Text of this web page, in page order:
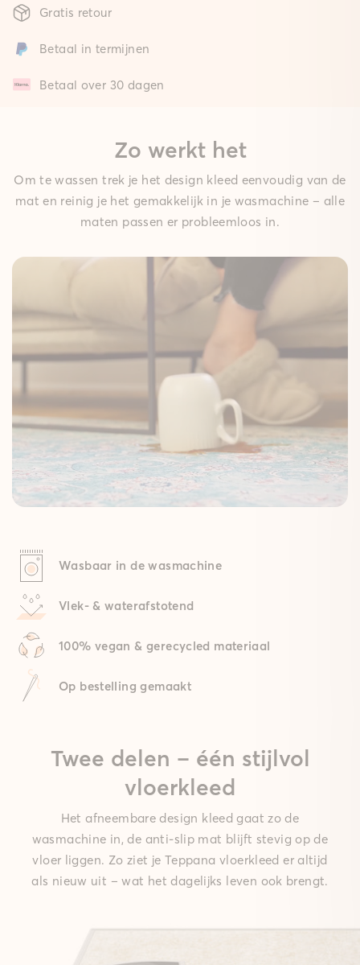
Gratis retour
Betaal in termijnen
Betaal over 30 dagen
Zo werkt het
Om te wassen trek je het design kleed eenvoudig van de
mat en reinig je het gemakkelijk in je wasmachine – alle
maten passen er probleemloos in.
Wasbaar in de wasmachine
Vlek- & waterafstotend
100% vegan & gerecycled materiaal
Op bestelling gemaakt
Twee delen – één stijlvol
vloerkleed
Het afneembare design kleed gaat zo de
wasmachine in, de anti-slip mat blijft stevig op de
vloer liggen. Zo ziet je Teppana vloerkleed er altijd
als nieuw uit – wat het dagelijks leven ook brengt.